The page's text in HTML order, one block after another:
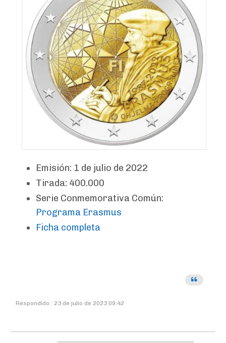
Emisión: 1 de julio de 2022
Tirada: 400.000
Serie Conmemorativa Común:
Programa Erasmus
Ficha completa
Respondido : 23 de julio de 2023 09:42